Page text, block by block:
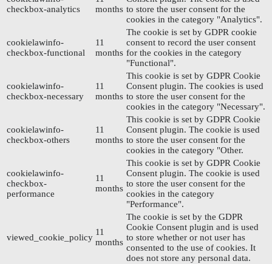
checkbox-analytics
months to store the user consent for the
cookies in the category "Analytics".
cookielawinfo-
checkbox-functional
11
months
The cookie is set by GDPR cookie
consent to record the user consent
for the cookies in the category
"Functional".
cookielawinfo-
checkbox-necessary
11
months
This cookie is set by GDPR Cookie
Consent plugin. The cookies is used
to store the user consent for the
cookies in the category "Necessary".
cookielawinfo-
checkbox-others
11
months
This cookie is set by GDPR Cookie
Consent plugin. The cookie is used
to store the user consent for the
cookies in the category "Other.
cookielawinfo-
checkbox-
performance
11
months
This cookie is set by GDPR Cookie
Consent plugin. The cookie is used
to store the user consent for the
cookies in the category
"Performance".
viewed_cookie_policy
11
months
The cookie is set by the GDPR
Cookie Consent plugin and is used
to store whether or not user has
consented to the use of cookies. It
does not store any personal data.